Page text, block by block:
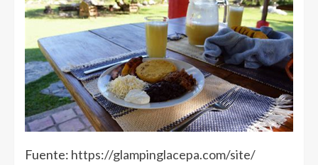
Fuente: https://glampinglacepa.com/site/